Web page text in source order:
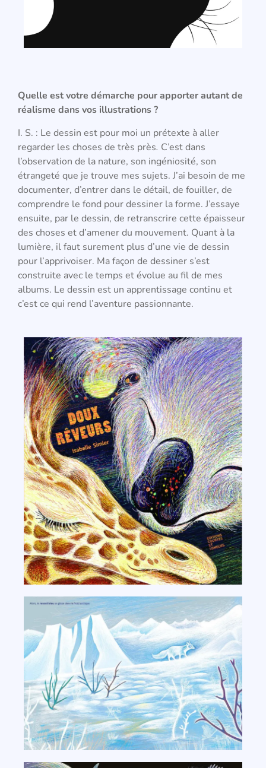
Quelle est votre démarche pour apporter autant de
réalisme dans vos illustrations ?
I. S. : Le dessin est pour moi un prétexte à aller
regarder les choses de très près. C’est dans
l’observation de la nature, son ingéniosité, son
étrangeté que je trouve mes sujets. J’ai besoin de me
documenter, d’entrer dans le détail, de fouiller, de
comprendre le fond pour dessiner la forme. J’essaye
ensuite, par le dessin, de retranscrire cette épaisseur
des choses et d’amener du mouvement. Quant à la
lumière, il faut surement plus d’une vie de dessin
pour l’apprivoiser. Ma façon de dessiner s’est
construite avec le temps et évolue au fil de mes
albums. Le dessin est un apprentissage continu et
c’est ce qui rend l’aventure passionnante.